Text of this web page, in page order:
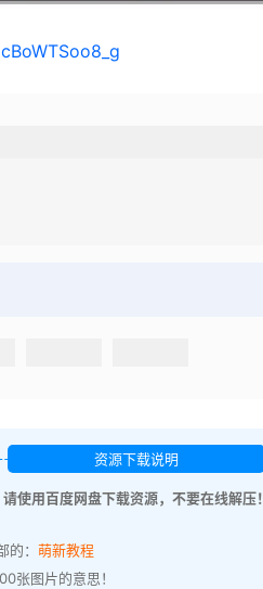
资源下载说明
请使用百度网盘下载资源，不要在线解压！
： 萌新教程
张图片的意思！